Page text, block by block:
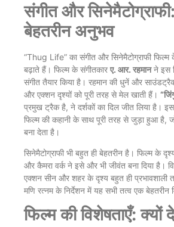
संगीत और
बेहतरीन अनुभव
“Thug Life” का संगीत और सिनेमैटोग्राफी
बढ़ाते हैं। फिल्म के संगीतकार ए. आर. रहमानने इस
संगीत तैयार किया है। रहमान की धुनें और
और एक्शन दृश्यों को पूरी तरह से मेल खाती हैं।
प्रमुख ट्रैक है, ने दर्शकों का दिल जीत लिया है।
फिल्म की कहानी के साथ पूरी तरह से जुड़ा हुआ है,
बना देता है।
सिनेमैटोग्राफी भी बहुत ही बेहतरीन है। फिल्म के
और कैमरा वर्क ने इसे और भी जीवंत बना दिया है।
एक्शन सीन और शहर के दृश्य बहुत ही प्रभावशाली
मणि रत्नम के निर्देशन में यह सभी तत्व एक बेहतरीन
फिल्म की विशेषताएँ: क्यों